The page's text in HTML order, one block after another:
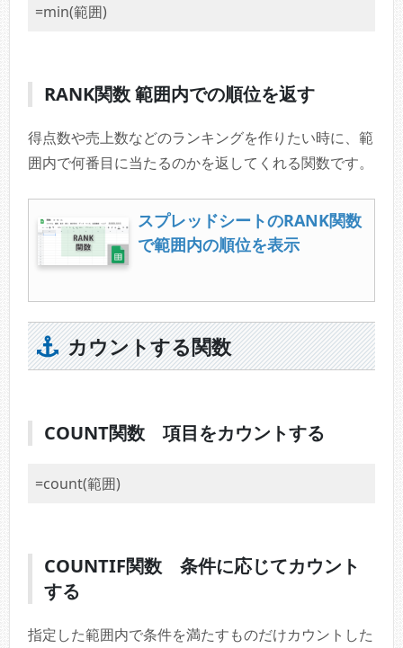
=min(範囲)
RANK関数 範囲内での順位を返す
得点数や売上数などのランキングを作りたい時に、範
囲内で何番目に当たるのかを返してくれる関数です。
スプレッドシートのRANK関数
で範囲内の順位を表示
カウントする関数
COUNT関数 項目をカウントする
=count(範囲)
COUNTIF関数 条件に応じてカウント
する
指定した範囲内で条件を満たすものだけカウントした